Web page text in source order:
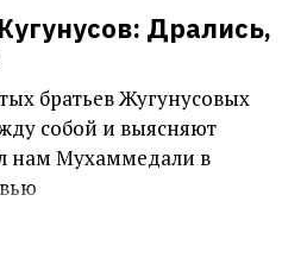
Дрались,
братьев Жугунусовых
собой и выясняют
нам Мухаммедали в